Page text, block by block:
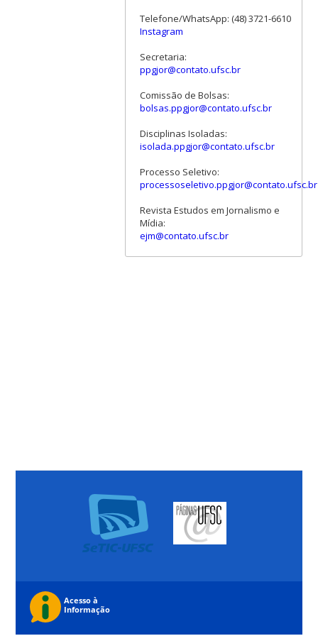
Telefone/WhatsApp: (48) 3721-6610
Instagram
Secretaria:
ppgjor@contato.ufsc.br
Comissão de Bolsas:
bolsas.ppgjor@contato.ufsc.br
Disciplinas Isoladas:
isolada.ppgjor@contato.ufsc.br
Processo Seletivo:
processoseletivo.ppgjor@contato.ufsc.br
Revista Estudos em Jornalismo e
Mídia:
ejm@contato.ufsc.br